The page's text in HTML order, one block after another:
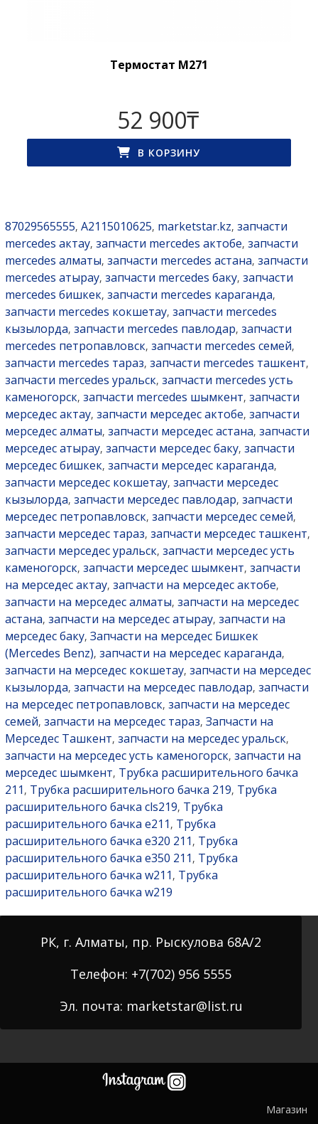
Термостат M271
52 900₸
В КОРЗИНУ
87029565555, A2115010625, marketstar.kz, запчасти
mercedes актау, запчасти mercedes актобе, запчасти
mercedes алматы, запчасти mercedes астана, запчасти
mercedes атырау, запчасти mercedes баку, запчасти
mercedes бишкек, запчасти mercedes караганда,
запчасти mercedes кокшетау, запчасти mercedes
кызылорда, запчасти mercedes павлодар, запчасти
mercedes петропавловск, запчасти mercedes семей,
запчасти mercedes тараз, запчасти mercedes ташкент,
запчасти mercedes уральск, запчасти mercedes усть
каменогорск, запчасти mercedes шымкент, запчасти
мерседес актау, запчасти мерседес актобе, запчасти
мерседес алматы, запчасти мерседес астана, запчасти
мерседес атырау, запчасти мерседес баку, запчасти
мерседес бишкек, запчасти мерседес караганда,
запчасти мерседес кокшетау, запчасти мерседес
кызылорда, запчасти мерседес павлодар, запчасти
мерседес петропавловск, запчасти мерседес семей,
запчасти мерседес тараз, запчасти мерседес ташкент,
запчасти мерседес уральск, запчасти мерседес усть
каменогорск, запчасти мерседес шымкент, запчасти
на мерседес актау, запчасти на мерседес актобе,
запчасти на мерседес алматы, запчасти на мерседес
астана, запчасти на мерседес атырау, запчасти на
мерседес баку, Запчасти на мерседес Бишкек
(Mercedes Benz), запчасти на мерседес караганда,
запчасти на мерседес кокшетау, запчасти на мерседес
кызылорда, запчасти на мерседес павлодар, запчасти
на мерседес петропавловск, запчасти на мерседес
семей, запчасти на мерседес тараз, Запчасти на
Мерседес Ташкент, запчасти на мерседес уральск,
запчасти на мерседес усть каменогорск, запчасти на
мерседес шымкент, Трубка расширительного бачка
211 , Трубка расширительного бачка 219, Трубка
расширительного бачка cls219, Трубка
расширительного бачка e211 , Трубка
расширительного бачка e320 211 , Трубка
расширительного бачка e350 211 , Трубка
расширительного бачка w211 , Трубка
расширительного бачка w219
РК, г. Алматы, пр. Рыскулова 68А/2
Телефон: +7(702) 956 5555
Эл. почта: marketstar@list.ru
Магазин